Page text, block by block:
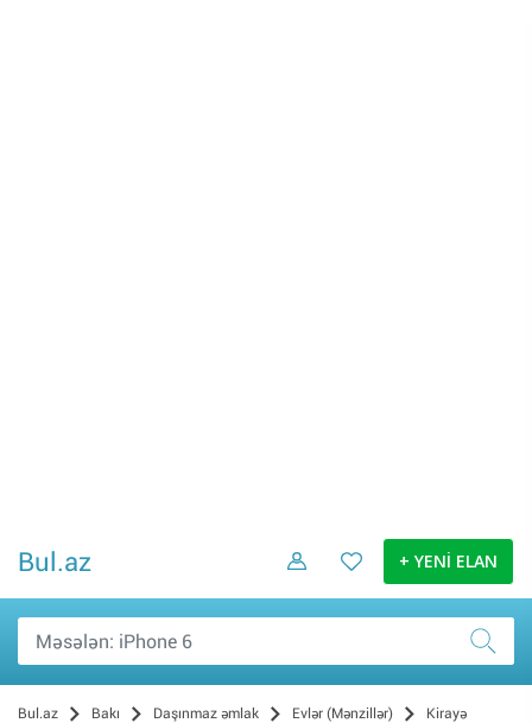
Bul.az + YENİ ELAN
Bul.az Bakı Daşınmaz əmlak Evlər (Mənzillər) Kirayə